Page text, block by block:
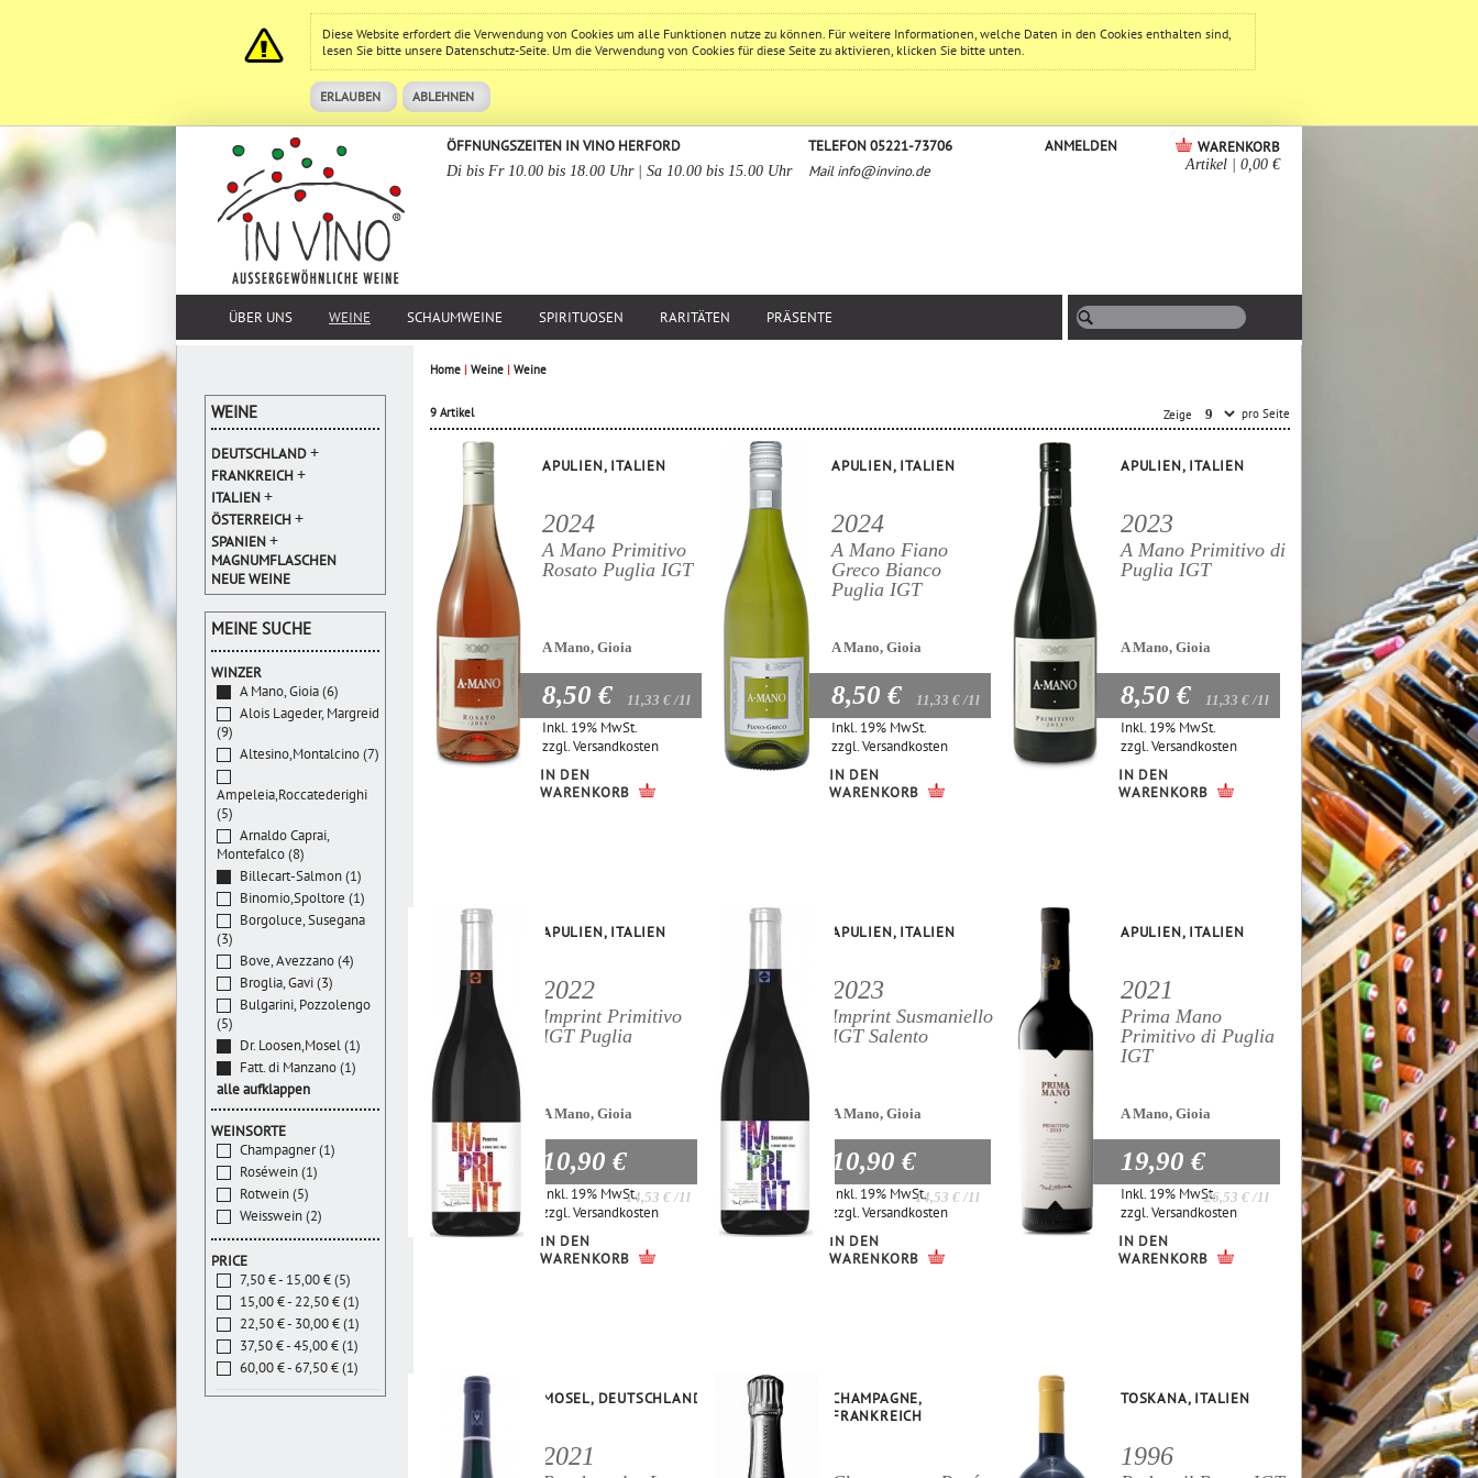
Diese Website erfordert die Verwendung von Cookies um alle Funktionen nutze zu können. Für weitere Informationen, welche Daten in den Cookies enthalten sind,
lesen Sie bitte unsere Datenschutz-Seite. Um die Verwendung von Cookies für diese Seite zu aktivieren, klicken Sie bitte unten.
ERLAUBEN ABLEHNEN
ÖFFNUNGSZEITEN IN VINO HERFORD
Di bis Fr 10.00 bis 18.00 Uhr | Sa 10.00 bis 15.00 Uhr
TELEFON 05221-73706
Mailinfo@invino.de
WARENKORB
Artikel 0,00 €
ANMELDEN
ÜBER UNS WEINE SCHAUMWEINE SPIRITUOSEN RARITÄTEN PRÄSENTE
Home | Weine | Weine
9 Artikel Zeige pro Seite
APULIEN, ITALIEN
2024
A Mano Primitivo
Rosato Puglia IGT
A Mano, Gioia
8,50 € 11,33 € /1l
Inkl. 19% MwSt.
zzgl.Versandkosten
IN DEN
WARENKORB
APULIEN, ITALIEN
2024
A Mano Fiano
Greco Bianco
Puglia IGT
A Mano, Gioia
8,50 € 11,33 € /1l
Inkl. 19% MwSt.
zzgl.Versandkosten
IN DEN
WARENKORB
APULIEN, ITALIEN
2023
A Mano Primitivo di
Puglia IGT
A Mano, Gioia
8,50 € 11,33 € /1l
Inkl. 19% MwSt.
zzgl.Versandkosten
IN DEN
WARENKORB
APULIEN, ITALIEN
2022
Imprint Primitivo
IGT Puglia
A Mano, Gioia
10,90 €
14,53 € /1l
Inkl. 19% MwSt.
zzgl.Versandkosten
IN DEN
WARENKORB
APULIEN, ITALIEN
2023
Imprint Susmaniello
IGT Salento
A Mano, Gioia
10,90 €
14,53 € /1l
Inkl. 19% MwSt.
zzgl.Versandkosten
IN DEN
WARENKORB
APULIEN, ITALIEN
2021
Prima Mano
Primitivo di Puglia
IGT
A Mano, Gioia
19,90 €
26,53 € /1l
Inkl. 19% MwSt.
zzgl.Versandkosten
IN DEN
WARENKORB
MOSEL, DEUTSCHLAND
2021
CHAMPAGNE,
FRANKREICH
TOSKANA, ITALIEN
1996
WEINE
DEUTSCHLAND+
FRANKREICH+
ITALIEN+
ÖSTERREICH+
SPANIEN+
MAGNUMFLASCHEN
NEUE WEINE
MEINE SUCHE
WINZER
A Mano, Gioia (6)
Alois Lageder, Margreid
(9)
Altesino,Montalcino (7)
Ampeleia,Roccatederighi
(5)
Arnaldo Caprai,
Montefalco (8)
Billecart-Salmon (1)
Binomio,Spoltore (1)
Borgoluce, Susegana
(3)
Bove, Avezzano (4)
Broglia, Gavi (3)
Bulgarini, Pozzolengo
(5)
Dr. Loosen,Mosel (1)
Fatt. di Manzano (1)
alle aufklappen
WEINSORTE
Champagner (1)
Roséwein (1)
Rotwein (5)
Weisswein (2)
PRICE
7,50 € - 15,00 € (5)
15,00 € - 22,50 € (1)
22,50 € - 30,00 € (1)
37,50 € - 45,00 € (1)
60,00 € - 67,50 € (1)